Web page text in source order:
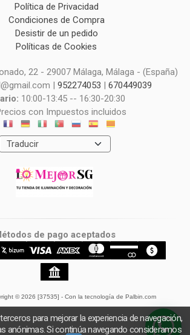
Política de Privacidad
Condiciones de Compra
Desistir de un pedido
Políticas de Cookies
22 - 29007 Málaga, Málaga - (España)
| 952274053 | 670449039
10:00-13:45 -- 16:30-20:30
con Impuestos incluidos
de pago aceptados
© 2026 [37535] - Con la tecnología de Palbin.com
para mejorar la experiencia de navegación,
anónimas. Si continúa navegando consideramos